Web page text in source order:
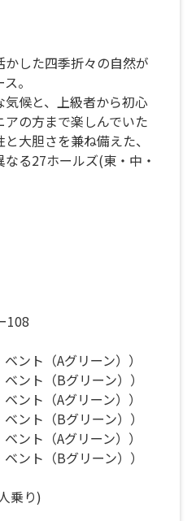
かした四季折々の自然が
。
気候と、上級者から初心
の方まで楽しんでいた
大胆さを兼ね備えた、
る27ホールズ(東・中・
108
ント（Aグリーン））
ント（Bグリーン））
ント（Aグリーン））
ント（Bグリーン））
ント（Aグリーン））
ント（Bグリーン））
乗り)